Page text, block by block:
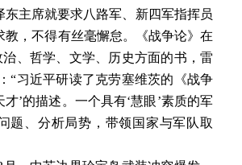
主席就要求八路军、新四军指挥员
，不得有丝毫懈怠。《战争论》在
、哲学、文学、历史方面的书，雷
“习近平研读了克劳塞维茨的《战争
’的描述。一个具有‘慧眼’素质的军
题、分析局势，带领国家与军队取